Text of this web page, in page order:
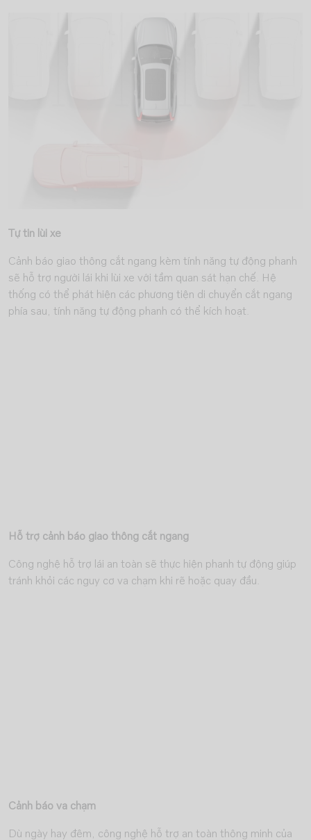
Tự tin lùi xe
Cảnh báo giao thông cắt ngang kèm tính năng tự động phanh
sẽ hỗ trợ người lái khi lùi xe với tầm quan sát hạn chế. Hệ
thống có thể phát hiện các phương tiện di chuyển cắt ngang
phía sau, tính năng tự động phanh có thể kích hoạt.
Hỗ trợ cảnh báo giao thông cắt ngang
Công nghệ hỗ trợ lái an toàn sẽ thực hiện phanh tự động giúp
tránh khỏi các nguy cơ va chạm khi rẽ hoặc quay đầu.
Cảnh báo va chạm
Dù ngày hay đêm, công nghệ hỗ trợ an toàn thông minh của